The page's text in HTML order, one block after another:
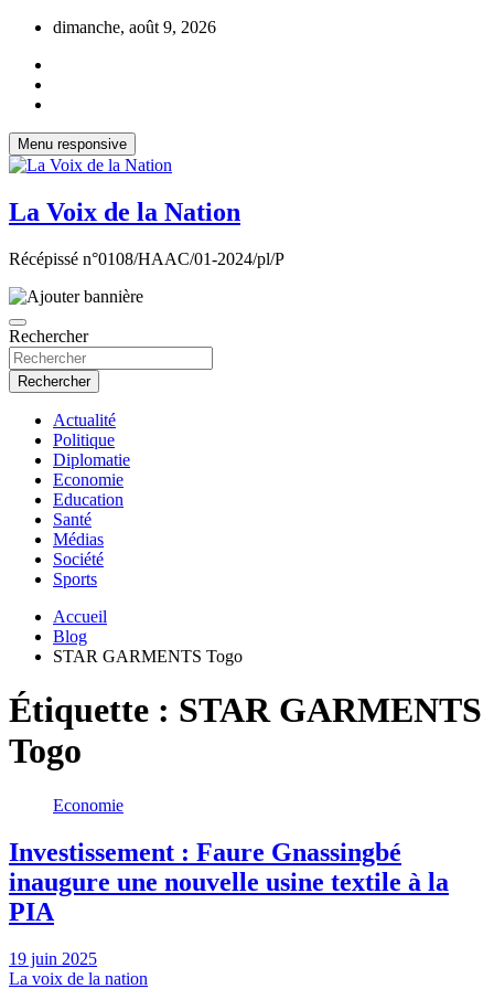
Aller
contenu
dimanche, août 9, 2026
Menu responsive
La Voix de la Nation
Récépissé n°0108/HAAC/01-2024/pl/P
Rechercher
Rechercher
Actualité
Politique
Diplomatie
Economie
Education
Santé
Médias
Société
Sports
Accueil
Blog
STAR GARMENTS Togo
Étiquette : STAR GARMENTS
Togo
Economie
Investissement : Faure Gnassingbé
inaugure une nouvelle usine textile à la
PIA
19 juin 2025
La voix de la nation